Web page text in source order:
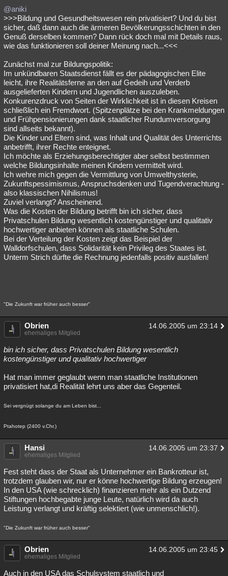
@aniki
>>>Bildung und Gesundheitswesen rein privatisiert? Und du bist
sicher, daß dann auch die ärmeren Bevölkerungsschichten in den
Genuß derselben kommen? Dann rück doch mal mit Details raus,
wie das funktionieren soll deiner Meinung nach...<<<
Zunächst mal zur Bildungspolitik:
Im unkündbaren Staatsdienst fällt es der pädagogischen Elite
leicht, ihre Realitätsferne an den auf Gedeih und Verderb
ausgelieferten Kindern und Jugendlichen auszuleben.
Konkurenzdruck von Seiten der Wirklichkeit ist in diesen Kreisen
schließlich ein Fremdwort. (Spitzenplätze bei den Krankmeldungen
und Frühpensionierungen dank staatlicher Rundumversorgung
sind allseits bekannt).
Die Kinder und Eltern sind, was Inhalt und Qualität des Unterrichts
anbetrifft, ihrer Rechte enteignet.
Ich möchte als Erziehungsberechtigter aber selbst bestimmen
welche Bildungsinhalte meinen Kindern vermittelt wird.
Ich wehre mich gegen die Vermittlung von Umwelthysterie,
Zukunftspessimismus, Anspruchsdenken und Tugendverachtung -
also klassischen Nihilismus!
Zuviel verlangt? Anscheinend.
Was die Kosten der Bildung betrifft bin ich sicher, dass
Privatschulen Bildung wesentlich kostengünstiger und qualitativ
hochwertiger anbieten können als staatliche Schulen.
Bei der Verteilung der Kosten zeigt das Beispiel der
Walldorfschulen, dass Solidarität kein Privileg des Staates ist.
Unterm Strich dürfte die Rechnung jedenfalls positiv ausfallen!
"Die Zukunft war früher auch besser"
Obrien 14.06.2005 um 23:14
ehemaliges Mitglied
bin ich sicher, dass Privatschulen Bildung wesentlich
kostengünstiger und qualitativ hochwertiger
Hat man immer geglaubt wenn man staatliche Institutionen
privatisiert hat,di Realität lehrt uns aber das Gegenteil.
Sei vergnügt solange du am Leben bist...
Ptahotep (2400 v.Chr.)
Hansi 14.06.2005 um 23:37
ehemaliges Mitglied
Fest steht dass der Staat als Unternehmer ein Bankrotteur ist,
trotzdem glauben wir, nur er könne hochwertige Bildung erzeugen!
In den USA (wie schrecklich) finanzieren mehr als ein Dutzend
Stiftungen hochbegabte junge Leute, natürlich wird da auch
Leistung verlangt und kräftig selektiert (wie unmenschlich!).
"Die Zukunft war früher auch besser"
Obrien 14.06.2005 um 23:45
ehemaliges Mitglied
Auch in den USA das Schulsystem staatlich und